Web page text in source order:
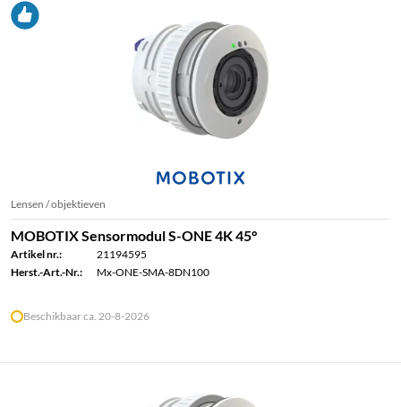
Lensen / objektieven
MOBOTIX Sensormodul S-ONE 4K 45°
Artikel nr.:
21194595
Herst.-Art.-Nr.:
Mx-ONE-SMA-8DN100
Beschikbaar ca. 20-8-2026